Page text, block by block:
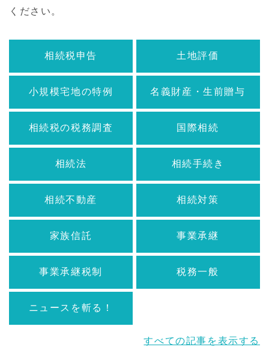
ください。
相続税申告 土地評価
小規模宅地の特例 名義財産・生前贈与
相続税の税務調査 国際相続
相続法 相続手続き
相続不動産 相続対策
家族信託 事業承継
事業承継税制 税務一般
ニュースを斬る！
すべての記事を表示する